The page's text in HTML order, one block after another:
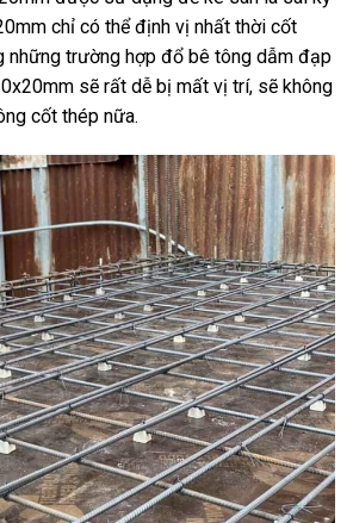
chỉ có thể định vị nhất thời cốt
những trường hợp đổ bê tông dẫm đạp
sẽ rất dễ bị mất vị trí, sẽ không
cốt thép nữa.